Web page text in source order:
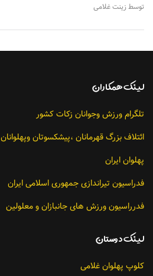
توسط زینت غلامی
لينك همکاران
تلگرام ورزش وجوانان زکات کشور
ائتلاف بزرگ قهرمانان ،پیشکسوتان وپهلوانان
پهلوان ایران
فدراسیون تیراندازی جمهوری اسلامی ایران
فدرراسیون ورزش های جانبازان و معلولین
لينك دوستان
کلوپ پهلوان غلامی